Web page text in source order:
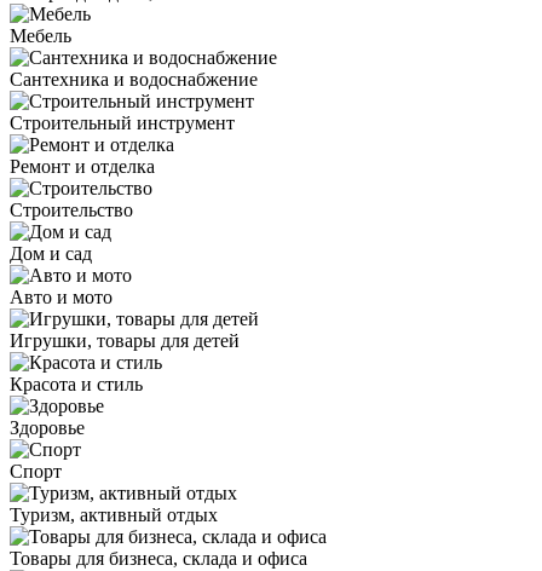
Мебель
Сантехника и водоснабжение
Строительный инструмент
Ремонт и отделка
Строительство
Дом и сад
Авто и мото
Игрушки, товары для детей
Красота и стиль
Здоровье
Спорт
Туризм, активный отдых
Товары для бизнеса, склада и офиса